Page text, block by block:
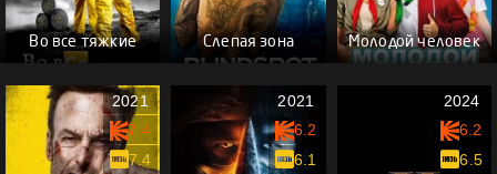
Во все тяжкие Слепая зона Молодой человек
2021
7.4
7.4
2021
6.2
6.1
2024
6.2
6.5